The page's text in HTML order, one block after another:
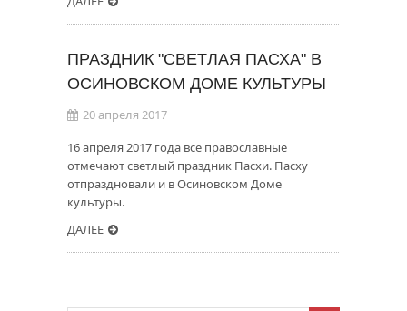
ПРАЗДНИК "СВЕТЛАЯ ПАСХА" В
ОСИНОВСКОМ ДОМЕ КУЛЬТУРЫ
20 апреля 2017
16 апреля 2017 года все православные
отмечают светлый праздник Пасхи. Пасху
отпраздновали и в Осиновском Доме
культуры.
ДАЛЕЕ